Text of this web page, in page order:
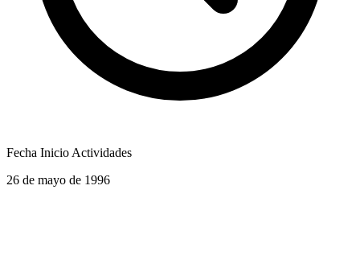
Fecha Inicio Actividades
26 de mayo de 1996